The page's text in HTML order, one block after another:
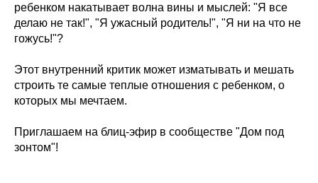
ребенком накатывает волна вины и мыслей: "Я все
делаю не так!", "Я ужасный родитель!", "Я ни на что не
гожусь!"?
Этот внутренний критик может изматывать и мешать
строить те самые теплые отношения с ребенком, о
которых мы мечтаем.
Приглашаем на блиц-эфир в сообществе "Дом под
зонтом"!